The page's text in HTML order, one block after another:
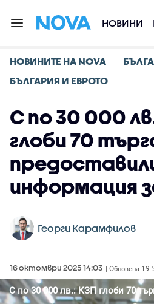
НОВИНИ
НОВИНИТЕ НА NOVA
БЪЛГАРИЯ И ЕВРОТО
С по 30 000
глоби 70
информация
Георги Карамфилов
16 октомври 2025 14:03 | Обновена